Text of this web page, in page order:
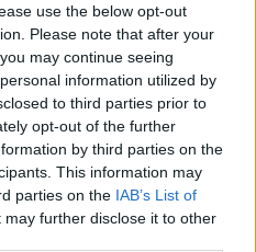
use the below opt-out
Please note that after your
may continue seeing
information utilized by
to third parties prior to
opt-out of the further
by third parties on the
This information may
parties on the IAB’s List of
may further disclose it to other